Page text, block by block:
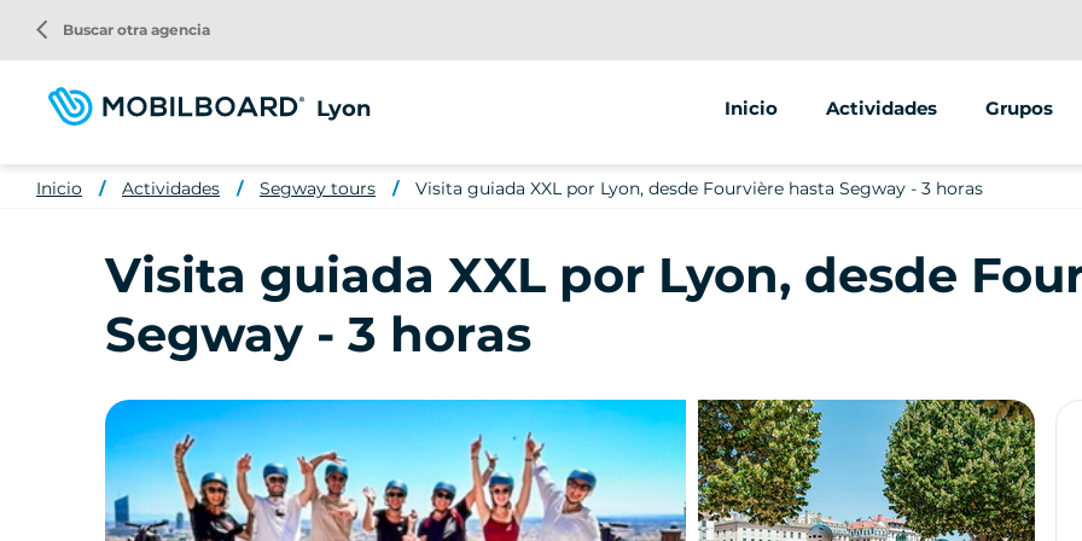
contenido
principal
Lyon Inicio Actividades
Rutas en bicicleta
Alquiler de bicicletas
Visitas guiadas a pie
Búsqueda del tesoro /
Grupos
Creación
ESC
Escuela
arrow_back_ios Buscar otra agencia
Inicio Actividades Segway tours Visita guiada XXL por Lyon, desde Fourvière hasta Segway - 3 horas
Visita guiada XXL por Lyon, desde
Segway - 3 horas